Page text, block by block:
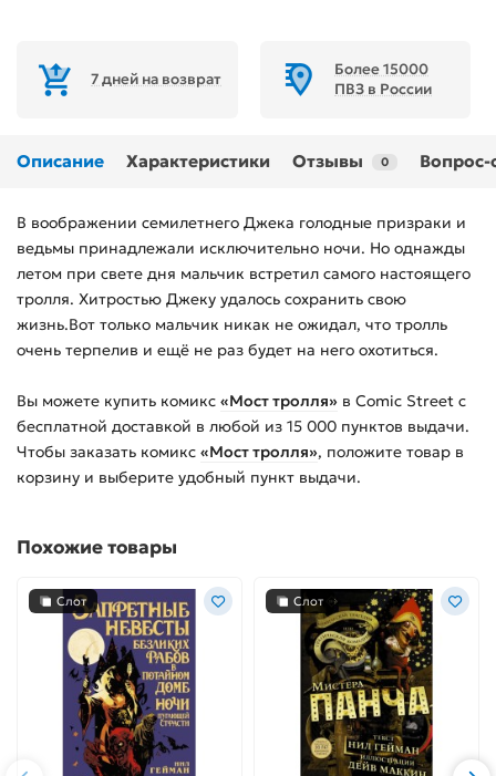
7 дней на возврат
Более 15000
ПВЗ в России
Описание Характеристики Отзывы 0 Вопрос-
В воображении семилетнего Джека голодные призраки и
ведьмы принадлежали исключительно ночи. Но однажды
летом при свете дня мальчик встретил самого настоящего
тролля. Хитростью Джеку удалось сохранить свою
жизнь.Вот только мальчик никак не ожидал, что тролль
очень терпелив и ещё не раз будет на него охотиться.
Вы можете купить комикс «Мост тролля» в Comic Street с
бесплатной доставкой в любой из 15 000 пунктов выдачи.
Чтобы заказать комикс «Мост тролля», положите товар в
корзину и выберите удобный пункт выдачи.
Похожие товары
Слот Слот